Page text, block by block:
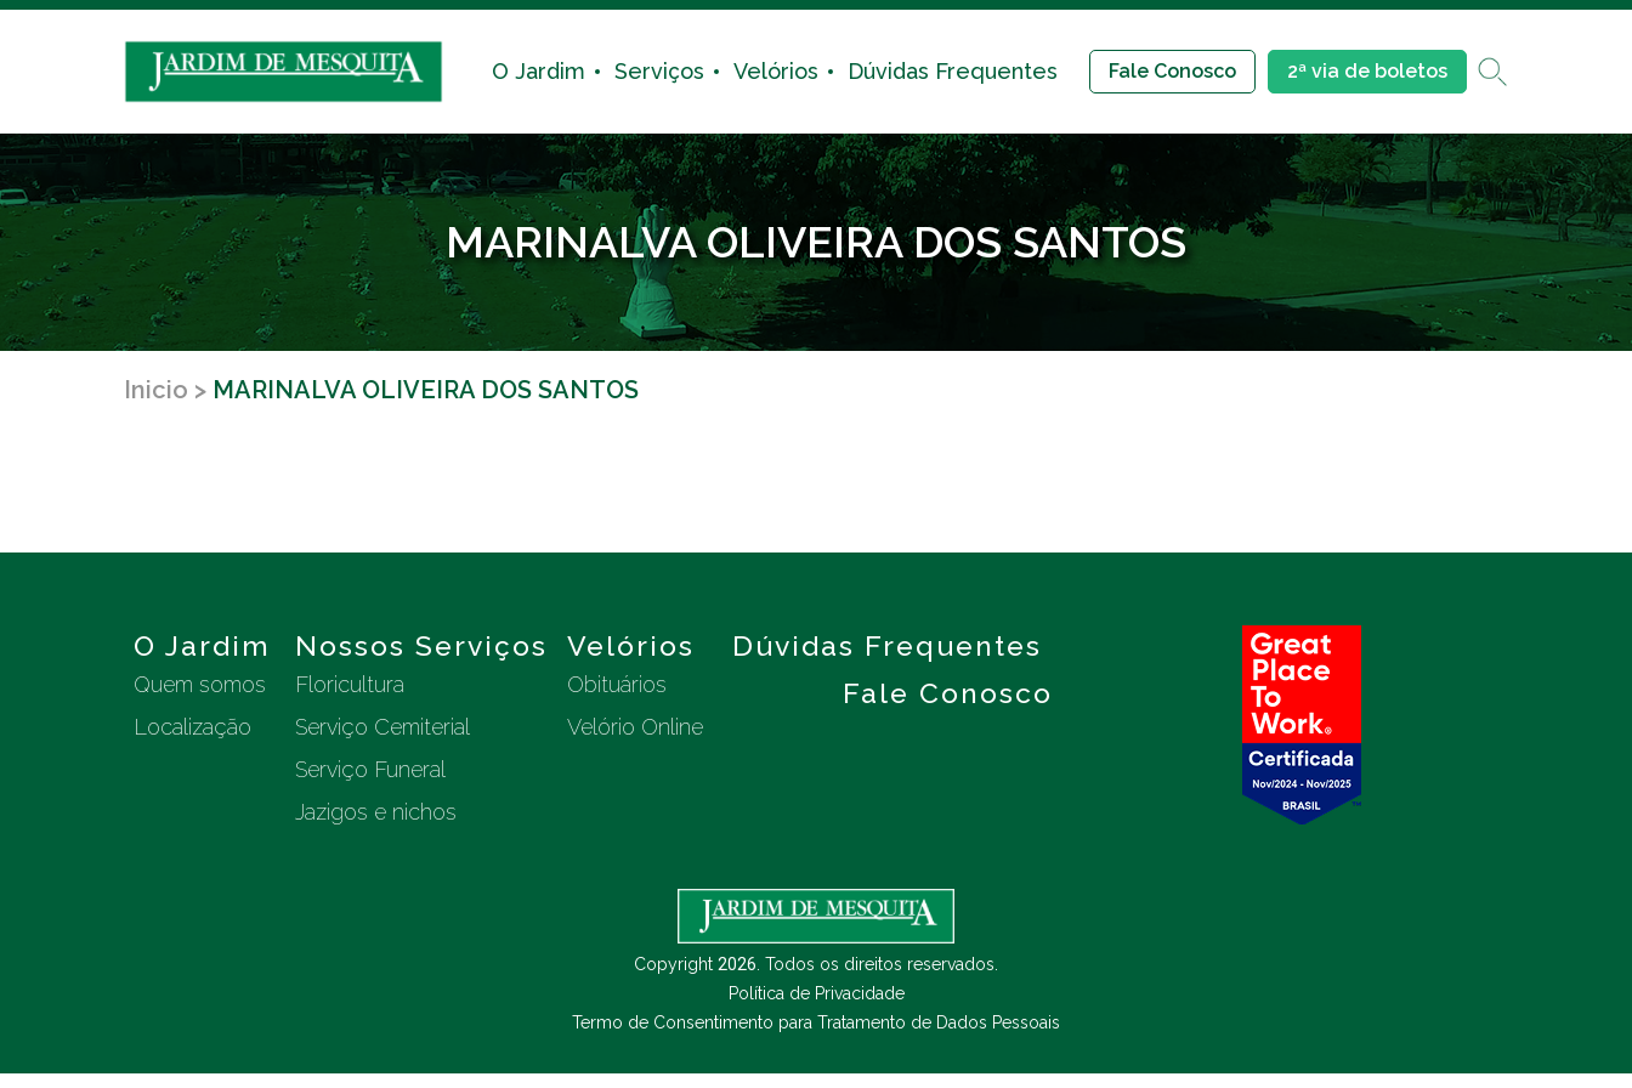
O Jardim Serviços Velórios Dúvidas Frequentes Fale Conosco 2ª via de boletos
MARINALVA OLIVEIRA DOS SANTOS
Inicio MARINALVA OLIVEIRA DOS SANTOS
O Jardim
Quem somos
Localização
Nossos Serviços
Floricultura
Serviço Cemiterial
Serviço Funeral
Jazigos e nichos
Velórios
Obituários
Velório Online
Dúvidas Frequentes
Fale Conosco
Copyright 2026 . Todos os direitos reservados.
Política de Privacidade
Termo de Consentimento para Tratamento de Dados Pessoais